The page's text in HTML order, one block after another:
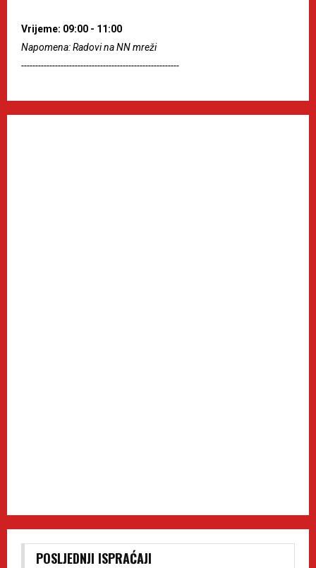
Vrijeme: 09:00 - 11:00
Napomena: Radovi na NN mreži
--------------------------------------------------------
POSLJEDNJI ISPRAĆAJI